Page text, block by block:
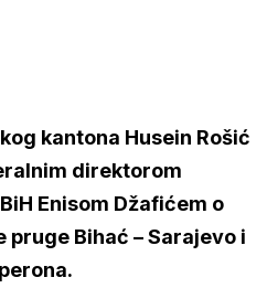
kantona Husein Rošić
direktorom
Enisom Džafićem o
Bihać – Sarajevo i